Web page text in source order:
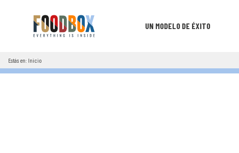
UN MODELO DE ÉXITO
Estás en: Inicio